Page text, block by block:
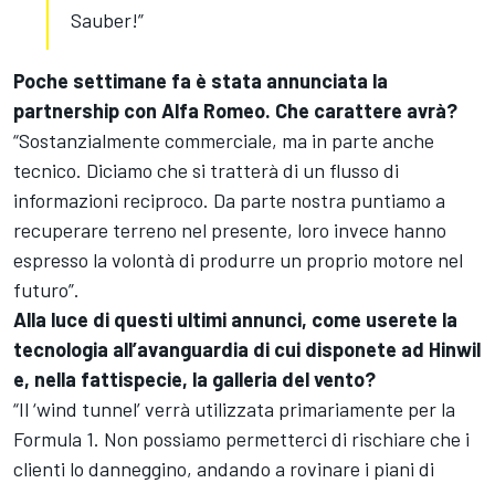
Sauber!”
Poche settimane fa è stata annunciata la
partnership con Alfa Romeo. Che carattere avrà?
“Sostanzialmente commerciale, ma in parte anche
tecnico. Diciamo che si tratterà di un flusso di
informazioni reciproco. Da parte nostra puntiamo a
recuperare terreno nel presente, loro invece hanno
espresso la volontà di produrre un proprio motore nel
futuro”.
Alla luce di questi ultimi annunci, come userete la
tecnologia all’avanguardia di cui disponete ad Hinwil
e, nella fattispecie, la galleria del vento?
“Il ‘wind tunnel’ verrà utilizzata primariamente per la
Formula 1. Non possiamo permetterci di rischiare che i
clienti lo danneggino, andando a rovinare i piani di